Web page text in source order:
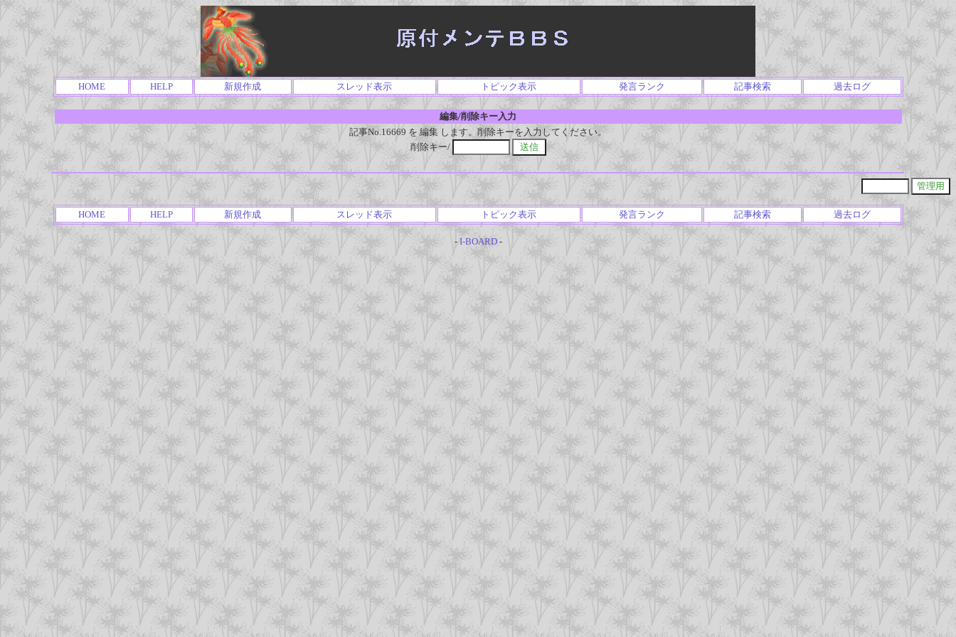
HOME HELP 新規作成 スレッド表示 トピック表示 発言ランク 記事検索 過去ログ
編集/削除キー入力
記事No.16669 を 編集 します。削除キーを入力してください。
削除キー/
HOME HELP 新規作成 スレッド表示 トピック表示 発言ランク 記事検索 過去ログ
- I-BOARD-